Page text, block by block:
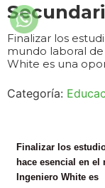
Finalizar los
mundo laboral de
White es una
Categoría:
Finalizar los
hace esencial en el
Ingeniero White es